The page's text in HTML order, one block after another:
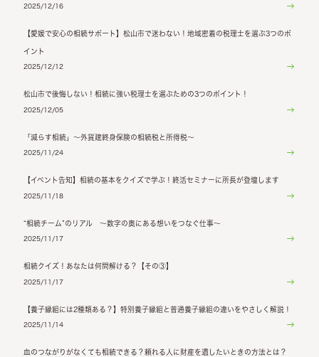
2025/12/16
【愛媛で安心の相続サポート】松山市で迷わない！地域密着の税理士を選ぶ3つのポ
イント
2025/12/12
松山市で後悔しない！相続に強い税理士を選ぶための3つのポイント！
2025/12/05
「減らす相続」～外貨建終身保険の相続税と所得税～
2025/11/24
【イベント告知】相続の基本をクイズで学ぶ！終活セミナーに所長が登壇します
2025/11/18
“相続チーム”のリアル ～数字の奥にある想いをつなぐ仕事～
2025/11/17
相続クイズ！あなたは何問解ける？【その③】
2025/11/17
【養子縁組には2種類ある？】特別養子縁組と普通養子縁組の違いをやさしく解説！
2025/11/14
血のつながりがなくても相続できる？頼れる人に財産を遺したいときの方法とは？